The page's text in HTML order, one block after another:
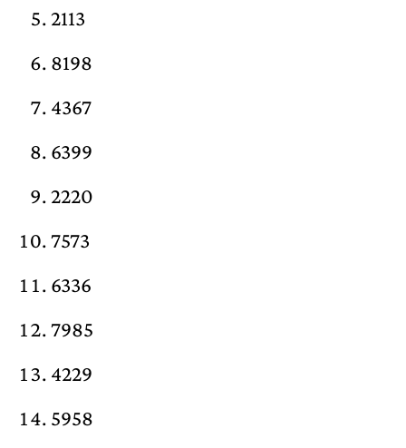
2113
8198
4367
6399
2220
7573
6336
7985
4229
5958